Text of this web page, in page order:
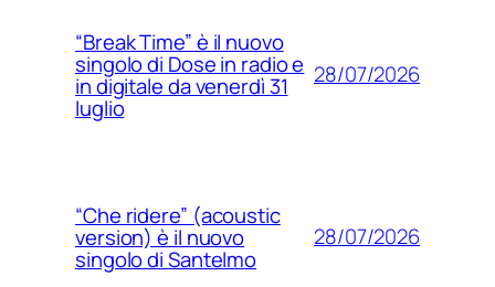
“Break Time” è il nuovo
singolo di Dose in radio e
in digitale da venerdì 31
luglio
28/07/2026
“Che ridere” (acoustic
version) è il nuovo
singolo di Santelmo
28/07/2026